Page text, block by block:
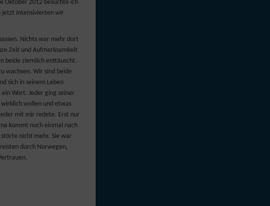
Oktober 2012 besuchte ich
jetzt intensivierten wir
Nichts war mehr dort
Zeit und Aufmerksamkeit
beide ziemlich enttäuscht.
wachsen. Wir sind beide
sich in seinem Leben
Wort. Jeder ging seiner
wollen und etwas
mit mir redete. Erst nur
kommt noch einmal nach
nicht mehr. Sie war
durch Norwegen,